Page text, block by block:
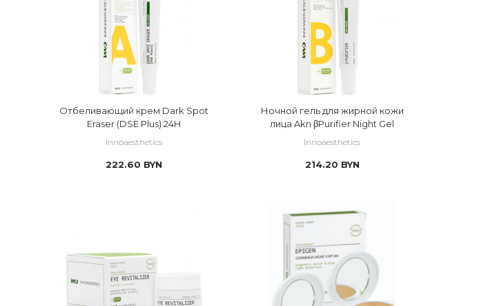
Отбеливающий крем Dark Spot
Eraser (DSE Plus) 24H
Innoaesthetics
222.60 BYN
Ночной гель для жирной кожи
лица Akn βPurifier Night Gel
Innoaesthetics
214.20 BYN